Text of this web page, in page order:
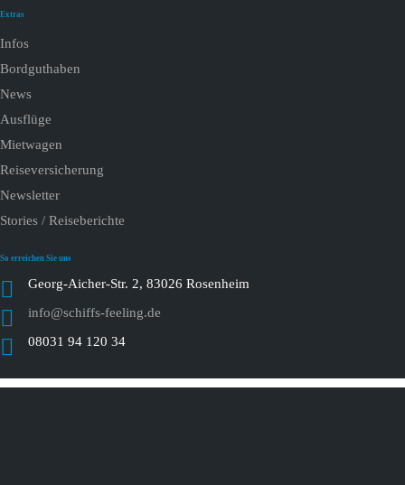
Extras
Infos
Bordguthaben
News
Ausflüge
Mietwagen
Reiseversicherung
Newsletter
Stories / Reiseberichte
So erreichen Sie uns
Georg-Aicher-Str. 2, 83026 Rosenheim
info@schiffs-feeling.de
08031 94 120 34